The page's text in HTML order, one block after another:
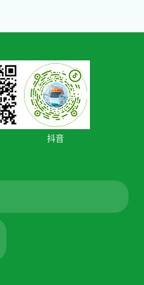
抖音